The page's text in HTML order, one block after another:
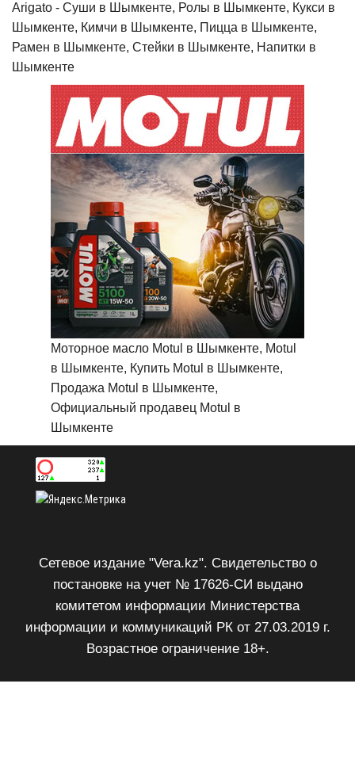
Arigato - Cуши в Шымкенте, Ролы в Шымкенте, Кукси в
Шымкенте, Кимчи в Шымкенте, Пицца в Шымкенте,
Рамен в Шымкенте, Стейки в Шымкенте, Напитки в
Шымкенте
Моторное масло Motul в Шымкенте, Motul
в Шымкенте, Купить Motul в Шымкенте,
Продажа Motul в Шымкенте,
Официальный продавец Motul в
Шымкенте
Сетевое издание "Vera.kz". Свидетельство о
постановке на учет № 17626-СИ выдано
комитетом информации Министерства
информации и коммуникаций РК от 27.03.2019 г.
Возрастное ограничение 18+.